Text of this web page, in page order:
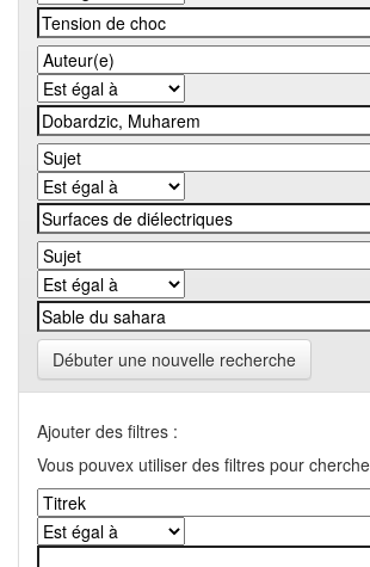
Débuter une nouvelle recherche
Ajouter des filtres :
Vous pouvex utiliser des filtres pour